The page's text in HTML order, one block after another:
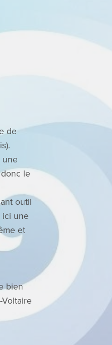
de
une
le
outil
ici une
et
bien